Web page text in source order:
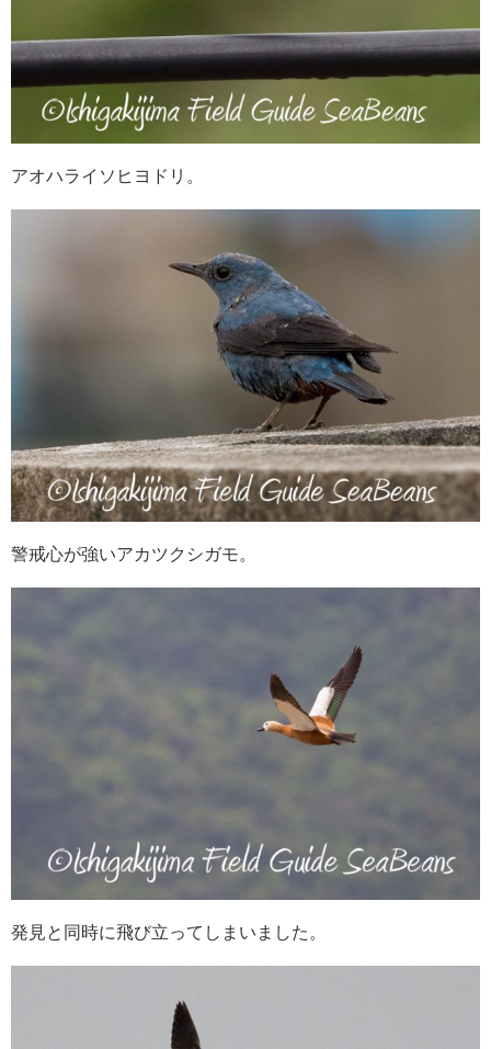
アオハライソヒヨドリ。
警戒心が強いアカツクシガモ。
発見と同時に飛び立ってしまいました。